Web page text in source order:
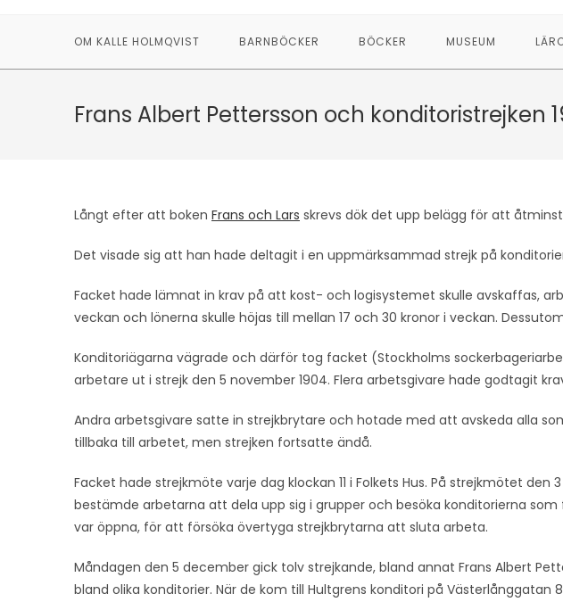
OM KALLE HOLMQVIST BARNBÖCKER BÖCKER MUSEUM
Frans Albert Pettersson och konditoristrejken
Långt efter att boken Frans och Lars skrevs dök det upp belägg för att
Det visade sig att han hade deltagit i en uppmärksammad strejk på
Facket hade lämnat in krav på att kost- och logisystemet skulle avskaffas,
veckan och lönerna skulle höjas till mellan 17 och 30 kronor i veckan.
Konditoriägarna vägrade och därför tog facket (Stockholms
arbetare ut i strejk den 5 november 1904. Flera arbetsgivare hade godtagit
Andra arbetsgivare satte in strejkbrytare och hotade med att avskeda alla
tillbaka till arbetet, men strejken fortsatte ändå.
Facket hade strejkmöte varje dag klockan 11 i Folkets Hus. På strejkmötet den
bestämde arbetarna att dela upp sig i grupper och besöka konditorierna
var öppna, för att försöka övertyga strejkbrytarna att sluta arbeta.
Måndagen den 5 december gick tolv strejkande, bland annat Frans Albert
bland olika konditorier. När de kom till Hultgrens konditori på Västerlånggatan